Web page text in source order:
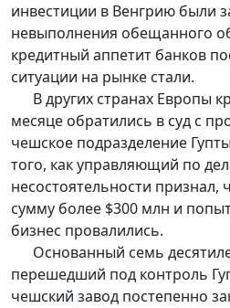
инвестиции в Венгрию были
невыполнения обещанного
кредитный аппетит банков
ситуации на рынке стали.
В других странах Европы
месяце обратились в суд с
чешское подразделение
того, как управляющий по
несостоятельности признал,
сумму более $300 млн и
бизнес провалились.
Основанный семь
перешедший под контроль
чешский завод постепенно